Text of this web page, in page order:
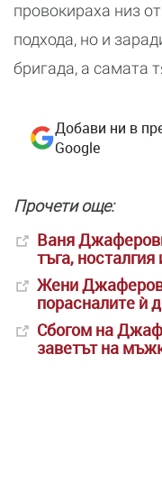
провокираха низ
подхода, но и
бригада, а самата
Добави ни в
Google
Прочети още:
Ваня
тъга,
Жени
порасналите
Сбогом на
заветът на